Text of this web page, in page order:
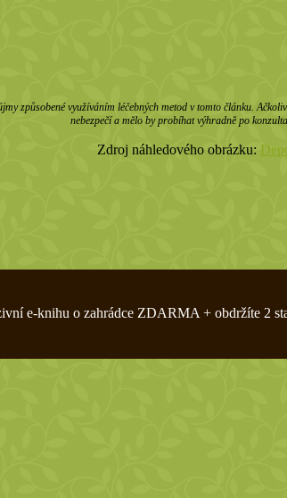
způsobené využíváním léčebných metod v tomto článku.
nebezpečí a mělo by probíhat výhradně po
Zdroj náhledového obrázku:
e-knihu o zahrádce ZDARMA + obdržíte 2